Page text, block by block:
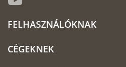
FELHASZNÁLÓKNAK
CÉGEKNEK